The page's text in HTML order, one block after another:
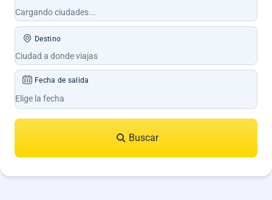
Destino
Fecha de salida
Buscar